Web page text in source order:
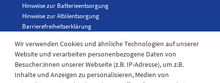
Hinweise zur Batterieentsorgung
Hinweise zur Altölentsorgung
Barrierefreiheitserklärung
Kontakt
Wir verwenden Cookies und ähnliche Technologien auf unserer
Website und verarbeiten personenbezogene Daten von
Besucher:innen unserer Webseite (z.B. IP-Adresse), um z.B.
Inhalte und Anzeigen zu personalisieren, Medien von